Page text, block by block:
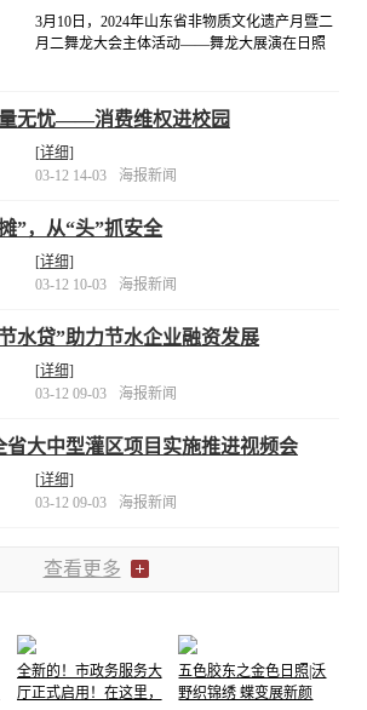
3月10日，2024年山东省非物质文化遗产月暨二
月二舞龙大会主体活动——舞龙大展演在日照
客互动共享、线上线下同步进行等多样化的方
式呈现，为市民和游客朋友奉上了一场异彩纷
呈的文旅
无忧——消费维权进校园
[详细]
03-12 14-03
海报新闻
”，从“头”抓安全
[详细]
03-12 10-03
海报新闻
水贷”助力节水企业融资发展
[详细]
03-12 09-03
海报新闻
省大中型灌区项目实施推进视频会
[详细]
03-12 09-03
海报新闻
查看更多
全新的！市政务服务大
厅正式启用！在这里，
五色胶东之金色日照|沃
野织锦绣 蝶变展新颜